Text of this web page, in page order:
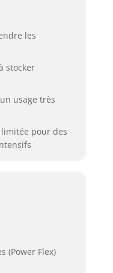
les
stocker
usage très
pour des
(Power Flex)